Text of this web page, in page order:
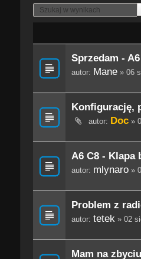
Sprzedam -
autor: Mane» 06
Konfigurację,
autor: Doc»
A6 C8 - Klapa
autor: mlynaro»
Problem z
autor: tetek» 02
Mam na